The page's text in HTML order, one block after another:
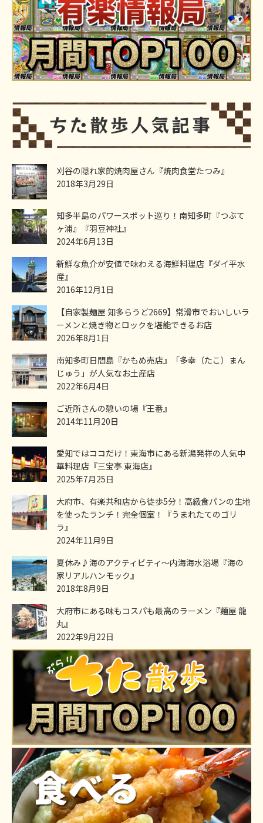
刈谷の隠れ家的焼肉屋さん『焼肉食堂たつみ』
2018年3月29日
知多半島のパワースポット巡り！南知多町『つぶて
ヶ浦』『羽豆神社』
2024年6月13日
新鮮な魚介が安値で味わえる海鮮料理店『ダイ平水
産』
2016年12月1日
【自家製麺屋 知多らうど2669】常滑市でおいしいラ
ーメンと焼き物とロックを堪能できるお店
2026年8月1日
南知多町日間島『かもめ売店』「多幸（たこ）まん
じゅう」が人気なお土産店
2022年6月4日
ご近所さんの憩いの場『王番』
2014年11月20日
愛知ではココだけ！東海市にある新潟発祥の人気中
華料理店『三宝亭 東海店』
2025年7月25日
大府市、有楽共和店から徒歩5分！高級食パンの生地
を使ったランチ！完全個室！『うまれたてのゴリ
ラ』
2024年11月9日
夏休み♪海のアクティビティ～内海海水浴場『海の
家リアルハンモック』
2018年8月9日
大府市にある味もコスパも最高のラーメン『麵屋 龍
丸』
2022年9月22日